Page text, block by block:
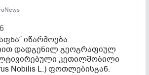
იწარმოება
დადგენილ გეოგრაფიულ
კეთილშობილი
Nobilis L.) ფოთლებისგან.